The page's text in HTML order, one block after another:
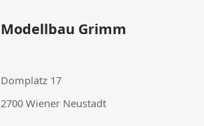
Modellbau Grimm
Domplatz 17
2700 Wiener Neustadt